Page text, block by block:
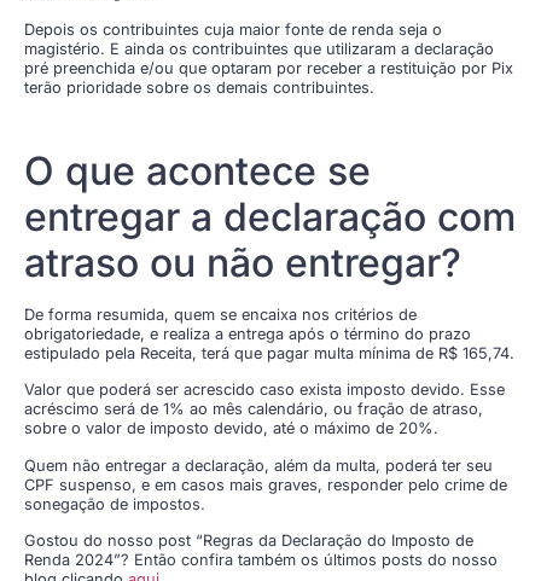
Depois os contribuintes cuja maior fonte de renda seja o
magistério. E ainda os contribuintes que utilizaram a declaração
pré preenchida e/ou que optaram por receber a restituição por Pix
terão prioridade sobre os demais contribuintes.
O que acontece se
entregar a declaração com
atraso ou não entregar?
De forma resumida, quem se encaixa nos critérios de
obrigatoriedade, e realiza a entrega após o término do prazo
estipulado pela Receita, terá que pagar multa mínima de R$ 165,74.
Valor que poderá ser acrescido caso exista imposto devido. Esse
acréscimo será de 1% ao mês calendário, ou fração de atraso,
sobre o valor de imposto devido, até o máximo de 20%.
Quem não entregar a declaração, além da multa, poderá ter seu
CPF suspenso, e em casos mais graves, responder pelo crime de
sonegação de impostos.
Gostou do nosso post “Regras da Declaração do Imposto de
Renda 2024”? Então confira também os últimos posts do nosso